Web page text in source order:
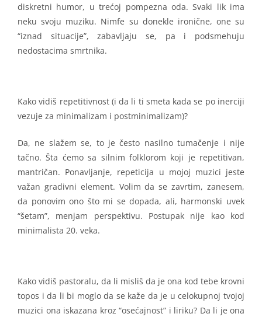
diskretni humor, u trećoj pompezna oda. Svaki lik ima
neku svoju muziku. Nimfe su donekle ironične, one su
“iznad situacije”, zabavljaju se, pa i podsmehuju
nedostacima smrtnika.
Kako vidiš repetitivnost (i da li ti smeta kada se po inerciji
vezuje za minimalizam i postminimalizam)?
Da, ne slažem se, to je često nasilno tumačenje i nije
tačno. Šta ćemo sa silnim folklorom koji je repetitivan,
mantričan. Ponavljanje, repeticija u mojoj muzici jeste
važan gradivni element. Volim da se zavrtim, zanesem,
da ponovim ono što mi se dopada, ali, harmonski uvek
“šetam”, menjam perspektivu. Postupak nije kao kod
minimalista 20. veka.
Kako vidiš pastoralu, da li misliš da je ona kod tebe krovni
topos i da li bi moglo da se kaže da je u celokupnoj tvojoj
muzici ona iskazana kroz “osećajnost” i liriku? Da li je ona